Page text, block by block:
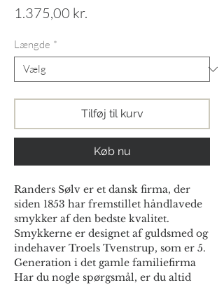
1.375,00 kr.
Længde *
Tilføj til kurv
Køb nu
Randers Sølv er et dansk firma, der
siden 1853 har fremstillet håndlavede
smykker af den bedste kvalitet.
Smykkerne er designet af guldsmed og
indehaver Troels Tvenstrup, som er 5.
Generation i det gamle familiefirma
Har du nogle spørgsmål, er du altid